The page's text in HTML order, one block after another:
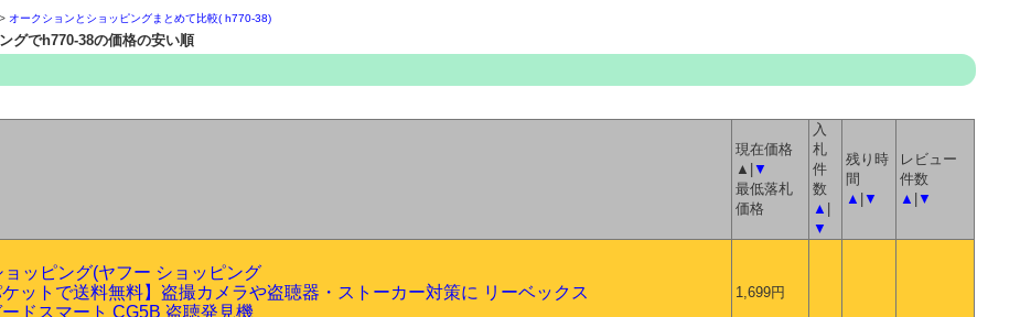
オークションとショッピングまとめて比較( h770-38)
グでh770-38の価格の安い順
現在価格
▲|▼
最低落札
価格
入
札
件
数
▲ |
▼
残り時
間
▲ |▼
レビュー
件数
▲ |▼
ョッピング(ヤフー ショッピング
ケットで送料無料】盗撮カメラや盗聴器・ストーカー対策に リーベックス
ドスマート CG5B 盗聴発見機
1,699円